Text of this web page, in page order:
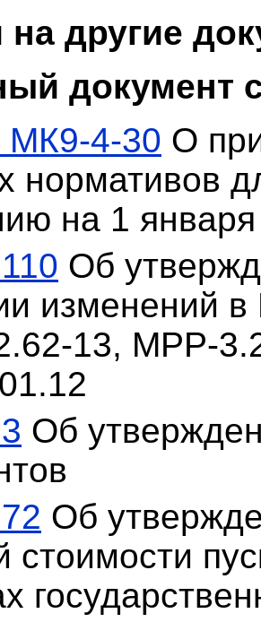
другие
документ
МК9-4-30 О
нормативов
на 1 января
Об
изменений
13, МРР-
Об
Об
стоимости